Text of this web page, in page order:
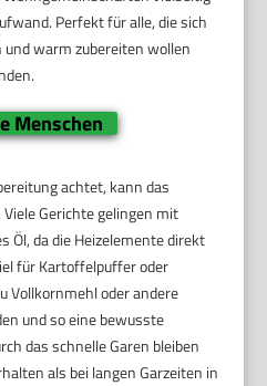
Perfekt für alle, die sich
warm zubereiten wollen
Menschen
achtet, kann das
Gerichte gelingen mit
Öl, da die Heizelemente direkt
für Kartoffelpuffer oder
Vollkornmehl oder andere
und so eine bewusste
das schnelle Garen bleiben
als bei langen Garzeiten in